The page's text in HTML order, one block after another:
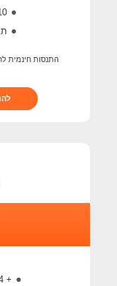
10
התנסות חינמית
+ 4 Anycast DNS שרתי